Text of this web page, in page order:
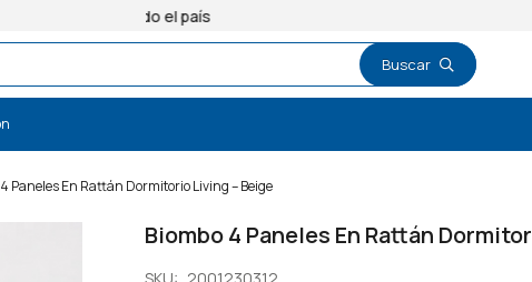
Entregas a todo el país
Paneles En Rattán Dormitorio Living – Beige
Biombo 4 Paneles En Rattán